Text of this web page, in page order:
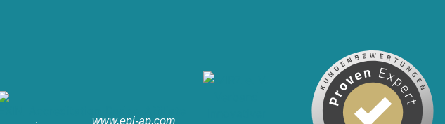
www.epi-ap.com